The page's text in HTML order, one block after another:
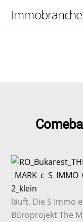
läuft. Die S Immo
Büroprojekt The